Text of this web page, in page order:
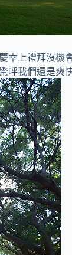
幸上禮拜沒機
呼我們還是爽